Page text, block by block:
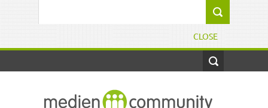
CLOSE